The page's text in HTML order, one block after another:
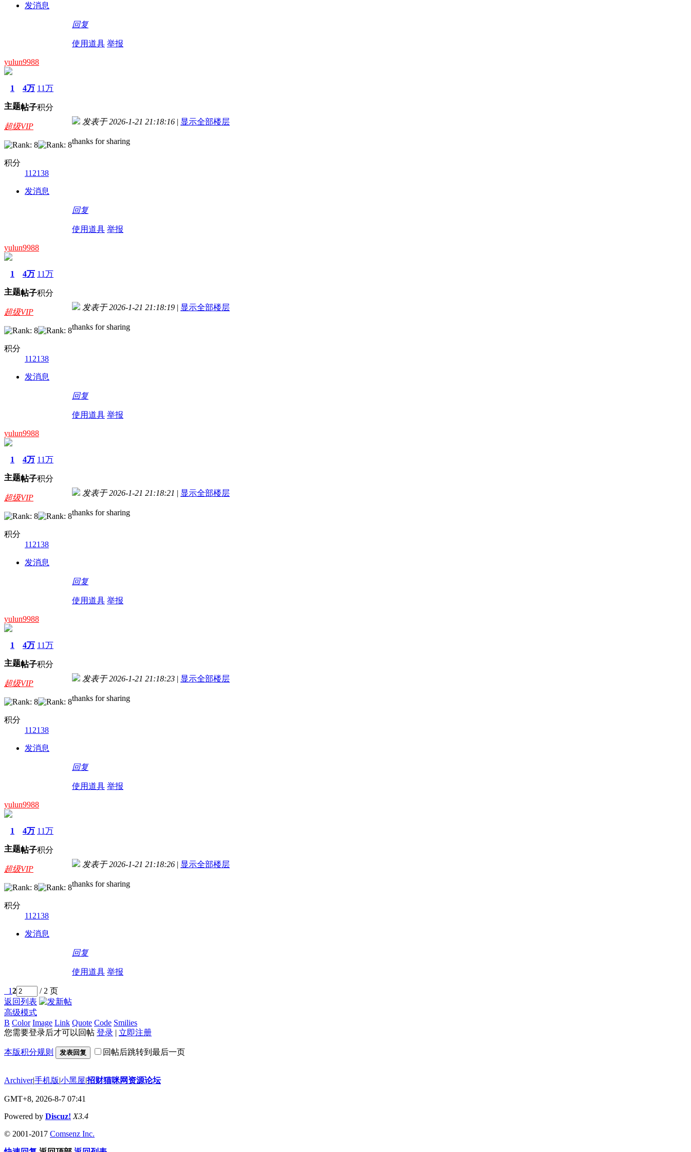
发消息
回复
使用道具 举报
yulun9988
1
主题
4万
帖子
11万
积分
超级VIP
积分
112138
发消息
发表于 2026-1-21 21:18:16 | 显示全部楼层
thanks for sharing
回复
使用道具 举报
yulun9988
1
主题
4万
帖子
11万
积分
超级VIP
积分
112138
发消息
发表于 2026-1-21 21:18:19 | 显示全部楼层
thanks for sharing
回复
使用道具 举报
yulun9988
1
主题
4万
帖子
11万
积分
超级VIP
积分
112138
发消息
发表于 2026-1-21 21:18:21 | 显示全部楼层
thanks for sharing
回复
使用道具 举报
yulun9988
1
主题
4万
帖子
11万
积分
超级VIP
积分
112138
发消息
发表于 2026-1-21 21:18:23 | 显示全部楼层
thanks for sharing
回复
使用道具 举报
yulun9988
1
主题
4万
帖子
11万
积分
超级VIP
积分
112138
发消息
发表于 2026-1-21 21:18:26 | 显示全部楼层
thanks for sharing
回复
使用道具 举报
12
/ 2 页
返回列表
高级模式
B Color Image Link Quote Code Smilies
您需要登录后才可以回帖 登录 | 立即注册
本版积分规则 发表回复 回帖后跳转到最后一页
Archiver|手机版|小黑屋|招财猫咪网资源论坛
GMT+8, 2026-8-7 07:41
Powered by Discuz! X3.4
© 2001-2017 Comsenz Inc.